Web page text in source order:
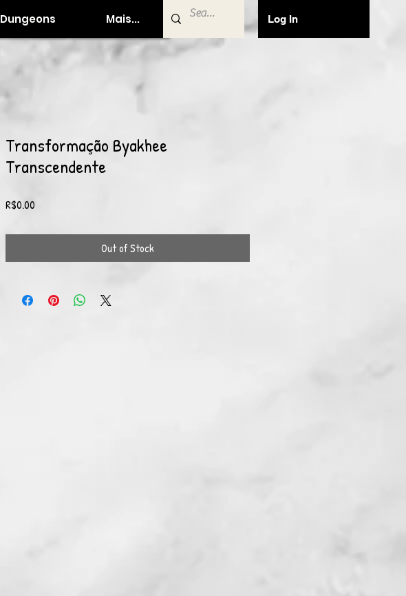
Dungeons Mais... Log In
Transformação Byakhee
Transcendente
R$0.00
Out of Stock